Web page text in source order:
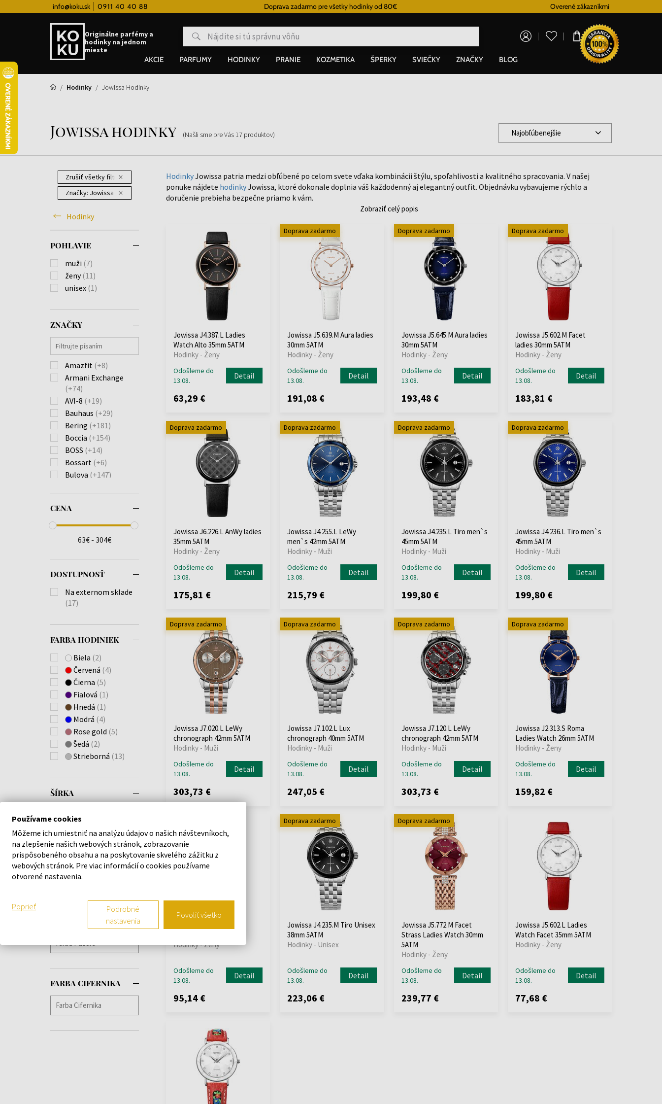
info@koku.sk 0911 40 40 88Vernostný systém Doprava zadarmo pre všetky hodinky od 80€ Overené zákazníkmi
Originálne parfémy a
hodinky na jednom
mieste
0,00 €
AKCIE PARFUMY HODINKY PRANIE KOZMETIKA ŠPERKY SVIEČKY ZNAČKY BLOG
Hodinky Jowissa Hodinky
Jowissa hodinky (Našli sme pre Vás 17 produktov) Najobľúbenejšie
Zrušiť všetky filtre
Značky: Jowissa
Hodinky
POHLAVIE
muži (7)
ženy(11)
unisex (1)
ZNAČKY
Amazfit (+8)
Armani Exchange
(+74)
AVI-8 (+19)
Bauhaus (+29)
Bering (+181)
Boccia (+154)
BOSS (+14)
Bossart (+6)
Bulova (+147)
Carl von Zeyten
(+28)
Carneo(+40)
Casio(+671)
Claude Bernard(+9)
Cluse(+1)
Daniel Wellington
(+57)
Donoval(+26)
Edox(+35)
Emporio Armani
(+475)
Engelsrufer (+3)
ETT Eco Tech Time
(+70)
Festina (+861)
Forever(+4)
Fossil(+4)
(+1)
Gant
Garett(+2)
Garmin
GUESS LADIES(+1)
Hammer
(+1)
Huawei(+6)
Hugo Boss
Jacques Lemans
(+248)
Jowissa
Lorus(+219)
Louis XVI(+62)
Luminox(+2)
CENA
63€ - 304€
DOSTUPNOSŤ
Na externom sklade
(17)
FARBA HODINIEK
Biela (2)
Červená (4)
Čierna (5)
Fialová (1)
Hnedá (1)
Modrá (4)
Rose gold (5)
Šedá (2)
Strieborná (13)
ŠÍRKA
26mm - 45mm
FARBA REMIENKA
FARBA PUZDRA
FARBA CIFERNIKA
HodinkyJowissa patria medzi obľúbené po celom svete vďaka kombinácii štýlu, spoľahlivosti a kvalitného spracovania. V našej
ponuke nájdete hodinkyJowissa, ktoré dokonale doplnia váš každodenný aj elegantný outfit. Objednávku vybavujeme rýchlo a
doručenie prebieha bezpečne priamo k vám.
Zobraziť celý popis
Jowissa J4.387.L Ladies
Watch Alto 35mm 5ATM
Hodinky - Ženy
Odošleme do
13.08.
Detail
63,29 €
Doprava zadarmo
Jowissa J5.639.M Aura ladies
30mm 5ATM
Hodinky - Ženy
Odošleme do
13.08.
Detail
191,08 €
Doprava zadarmo
Jowissa J5.645.M Aura ladies
30mm 5ATM
Hodinky - Ženy
Odošleme do
13.08.
Detail
193,48 €
Doprava zadarmo
Jowissa J5.602.M Facet
ladies 30mm 5ATM
Hodinky - Ženy
Odošleme do
13.08.
Detail
183,81 €
Doprava zadarmo
Jowissa J6.226.L AnWy ladies
35mm 5ATM
Hodinky - Ženy
Odošleme do
13.08.
Detail
175,81 €
Doprava zadarmo
Jowissa J4.255.L LeWy
men`s 42mm 5ATM
Hodinky - Muži
Odošleme do
13.08.
Detail
215,79 €
Doprava zadarmo
Jowissa J4.235.L Tiro men`s
45mm 5ATM
Hodinky - Muži
Odošleme do
13.08.
Detail
199,80 €
Doprava zadarmo
Jowissa J4.236.L Tiro men`s
45mm 5ATM
Hodinky - Muži
Odošleme do
13.08.
Detail
199,80 €
Doprava zadarmo
Jowissa J7.020.L LeWy
chronograph 42mm 5ATM
Hodinky - Muži
Odošleme do
13.08.
Detail
303,73 €
Doprava zadarmo
Jowissa J7.102.L Lux
chronograph 40mm 5ATM
Hodinky - Muži
Odošleme do
13.08.
Detail
247,05 €
Doprava zadarmo
Jowissa J7.120.L LeWy
chronograph 42mm 5ATM
Hodinky - Muži
Odošleme do
13.08.
Detail
303,73 €
Doprava zadarmo
Jowissa J2.313.S Roma
Ladies Watch 26mm 5ATM
Hodinky - Ženy
Odošleme do
13.08.
Detail
159,82 €
Hodinky - Ženy
Odošleme do
13.08.
Detail
95,14 €
Doprava zadarmo
Jowissa J4.235.M Tiro Unisex
38mm 5ATM
Hodinky - Unisex
Odošleme do
13.08.
Detail
223,06 €
Doprava zadarmo
Jowissa J5.772.M Facet
Strass Ladies Watch 30mm
5ATM
Hodinky - Ženy
Odošleme do
13.08.
Detail
239,77 €
Jowissa J5.602.L Ladies
Watch Facet 35mm 5ATM
Hodinky - Ženy
Odošleme do
13.08.
Detail
77,68 €
Používame cookies
Môžeme ich umiestniť na analýzu údajov o našich návštevníkoch,
na zlepšenie našich webových stránok, zobrazovanie
prispôsobeného obsahu a na poskytovanie skvelého zážitku z
webových stránok. Pre viac informácií o cookies používame
otvorené nastavenia.
Poprieť
Podrobné
nastavenia
Povoliť všetko